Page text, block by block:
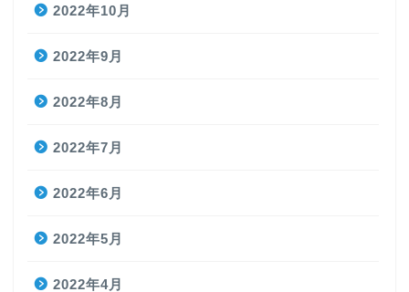
2022年10月
2022年9月
2022年8月
2022年7月
2022年6月
2022年5月
2022年4月